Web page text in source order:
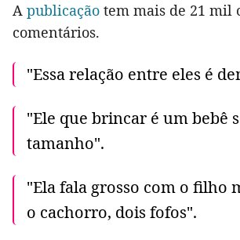
A publicação tem mais de 21 mil
comentários.
"Essa relação entre eles é
"Ele que brincar é um bebê
tamanho".
"Ela fala grosso com o filho
o cachorro, dois fofos".